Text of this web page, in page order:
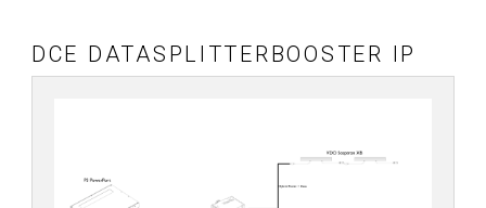
DCE DATASPLITTERBOOSTER IP